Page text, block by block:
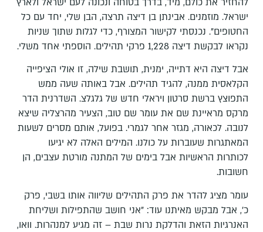
ישראל. מוזמנים. אבינתן בן דיצה תרצה, הבן שלי, יחד עם כל
החטופים". נכנסתי לקישור המצורף, כדי לגלות שתוך שניות
נקראו לבקשת דיצה 1,228 פרקי תהילים. הוספתי אחד משלי.
אבל דיצה היא דתייה, ימנית, תושבת שילה, זו אולי הציפייה
הקלאסית ממנה, להגיד תהילים. אבל באותה שעה ממש
התפוצץ ברשת סרטון ויראלי חדש של גלגלצ. השדרנית הדר
מרקס מראיינת שם את עומר שם טוב, הצעיר מהרצליה שיצא
לנובה. לכאורה, מגזר אחר לגמרי. בפועל, אותם מסרים לשעות
המאתגרות שעוברות על כולנו. המילים האלה לא יגיעו
לכותרות הראשיות אבל בימים של המתנה מורטת עצבים, הן
חשובות.
עומר מציג להדר את פרק התהילים שליווה אותו בשבי, פרק
כ', אבל מבקש מאיתנו עוד: "אני חושב שהתפילות ושליחת
האנרגיות הזאת והדלקת נרות שבת – זה מגיע למנהרות. וואו,